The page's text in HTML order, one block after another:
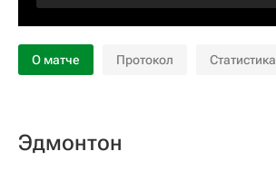
О матче Протокол Статистика
Эдмонтон